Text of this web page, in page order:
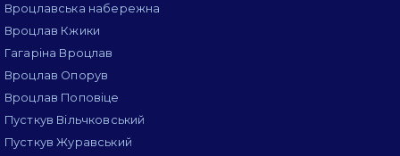
Вроцлавська набережна
Вроцлав Кжики
Гагаріна Вроцлав
Вроцлав Опорув
Вроцлав Поповіце
Пусткув Вільчковський
Пусткув Журавський